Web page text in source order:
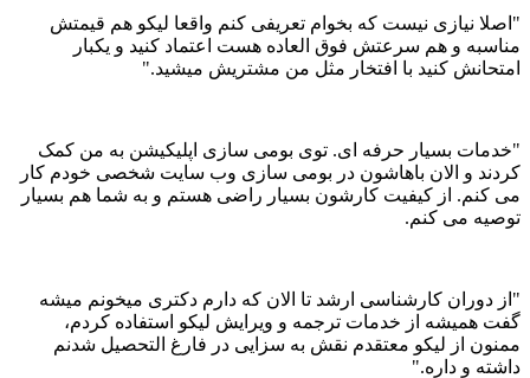
"اصلا نیازی نیست که بخوام تعریفی کنم واقعا لیکو هم قیمتش
مناسبه و هم سرعتش فوق العاده هست اعتماد کنید و یکبار
امتحانش کنید با افتخار مثل من مشتریش میشید."
"خدمات بسیار حرفه ای. توی بومی سازی اپلیکیشن به من کمک
کردند و الان باهاشون در بومی سازی وب سایت شخصی خودم کار
می کنم. از کیفیت کارشون بسیار راضی هستم و به شما هم بسیار
توصیه می کنم.
"از دوران کارشناسی ارشد تا الان که دارم دکتری میخونم میشه
گفت همیشه از خدمات ترجمه و ویرایش لیکو استفاده کردم،
ممنون از لیکو معتقدم نقش به سزایی در فارغ التحصیل شدنم
داشته و داره."